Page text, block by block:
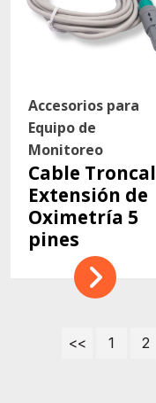
Accesorios para
Equipo de
Monitoreo
Cable Troncal
Extensión de
Oximetría 5
pines
<< 1 2